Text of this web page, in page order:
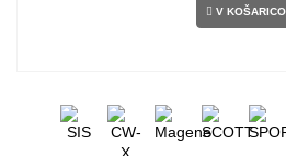
V KOŠARICO